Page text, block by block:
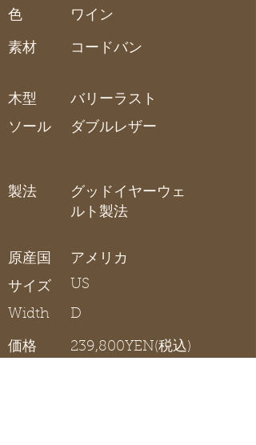
色
素材
ワイン
コードバン
木型
ソール
バリーラスト
ダブルレザー
製法
グッドイヤーウェ
ルト製法
原産国
サイズ
Width
アメリカ
US
D
価格 239,800YEN(税込)